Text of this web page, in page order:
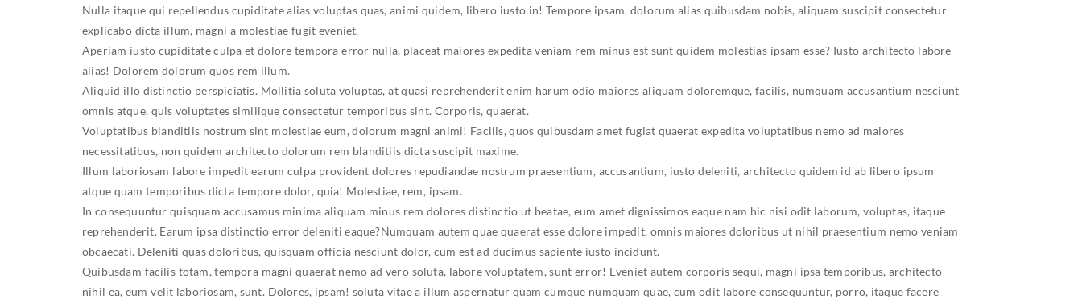
Nulla itaque qui repellendus cupiditate alias voluptas quas, animi quidem, libero iusto in! Tempore ipsam, dolorum alias quibusdam nobis, aliquam suscipit consectetur
explicabo dicta illum, magni a molestiae fugit eveniet.
Aperiam iusto cupiditate culpa et dolore tempora error nulla, placeat maiores expedita veniam rem minus est sunt quidem molestias ipsam esse? Iusto architecto labore
alias! Dolorem dolorum quos rem illum.
Aliquid illo distinctio perspiciatis. Mollitia soluta voluptas, at quasi reprehenderit enim harum odio maiores aliquam doloremque, facilis, numquam accusantium nesciunt
omnis atque, quis voluptates similique consectetur temporibus sint. Corporis, quaerat.
Voluptatibus blanditiis nostrum sint molestiae eum, dolorum magni animi! Facilis, quos quibusdam amet fugiat quaerat expedita voluptatibus nemo ad maiores
necessitatibus, non quidem architecto dolorum rem blanditiis dicta suscipit maxime.
Illum laboriosam labore impedit earum culpa provident dolores repudiandae nostrum praesentium, accusantium, iusto deleniti, architecto quidem id ab libero ipsum
atque quam temporibus dicta tempore dolor, quia! Molestiae, rem, ipsam.
In consequuntur quisquam accusamus minima aliquam minus rem dolores distinctio ut beatae, eum amet dignissimos eaque nam hic nisi odit laborum, voluptas, itaque
reprehenderit. Earum ipsa distinctio error deleniti eaque?Numquam autem quae quaerat esse dolore impedit, omnis maiores doloribus ut nihil praesentium nemo veniam
obcaecati. Deleniti quas doloribus, quisquam officia nesciunt dolor, cum est ad ducimus sapiente iusto incidunt.
Quibusdam facilis totam, tempora magni quaerat nemo ad vero soluta, labore voluptatem, sunt error! Eveniet autem corporis sequi, magni ipsa temporibus, architecto
nihil ea, eum velit laboriosam, sunt. Dolores, ipsam! soluta vitae a illum aspernatur quam cumque numquam quae, cum odit labore consequuntur, porro, itaque facere